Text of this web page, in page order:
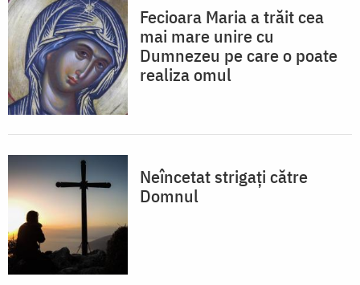
Fecioara Maria a trăit cea
mai mare unire cu
Dumnezeu pe care o poate
realiza omul
Neîncetat strigați către
Domnul